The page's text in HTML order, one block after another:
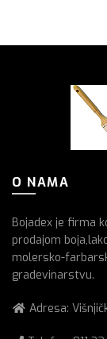
O NAMA
Bojadex je firma
prodajom
molersko-
gradevinarstvu.
Adresa: